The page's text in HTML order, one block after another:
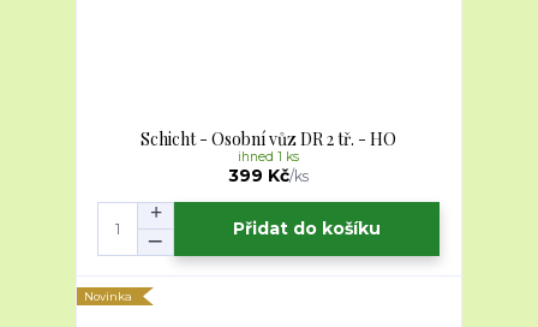
Schicht - Osobní vůz DR 2 tř. - HO
399 Kč/ks
ihned 1 ks
Přidat do košíku
Novinka